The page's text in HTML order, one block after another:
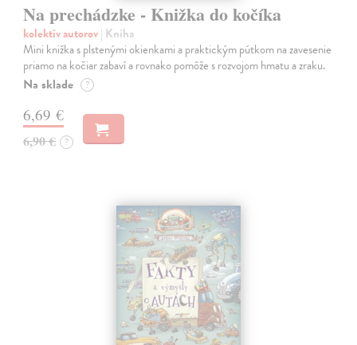
Na prechádzke - Knižka do kočíka
kolektív autorov| Kniha
Mini knižka s plstenými okienkami a praktickým pútkom na zavesenie
priamo na kočiar zabaví a rovnako pomôže s rozvojom hmatu a zraku.
Na sklade ?
6,69 €
6,90 € ?